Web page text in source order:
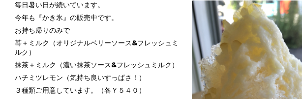
毎日暑い日が続いています。
今年も『かき氷』の販売中です。
お持ち帰りのみで
苺＋ミルク（オリジナルベリーソース&フレッシュミ
ルク）
抹茶＋ミルク（濃い抹茶ソース&フレッシュミルク）
ハチミツレモン（気持ち良いすっぱさ！）
３種類ご用意しています。（各￥５４０）